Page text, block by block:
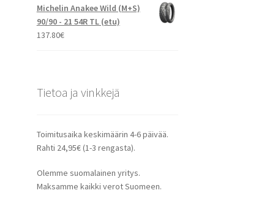
Michelin Anakee Wild (M+S)
90/90 - 21 54R TL (etu)
137.80€
Tietoa ja vinkkejä
Toimitusaika keskimäärin 4-6 päivää.
Rahti 24,95€ (1-3 rengasta).
Olemme suomalainen yritys.
Maksamme kaikki verot Suomeen.